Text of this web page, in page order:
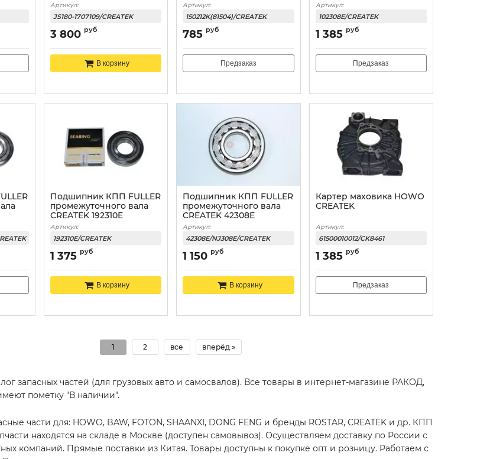
Артикул:
JS180-1707109/CREATEK
3 800 руб
В корзину
Артикул:
150212K(81504)/CREATEK
785 руб
Предзаказ
Артикул:
102308E/CREATEK
1 385 руб
Предзаказ
Подшипник КПП FULLER
промежуточного вала
CREATEK 192310E
Артикул:
192310E/CREATEK
1 375 руб
В корзину
Подшипник КПП FULLER
промежуточного вала
CREATEK 42308E
Артикул:
42308E/NJ308E/CREATEK
1 150 руб
В корзину
Картер маховика HOWO
CREATEK
Артикул:
61500010012/CK8461
1 385 руб
Предзаказ
1 2 все вперёд »
запасных частей (для грузовых авто и самосвалов). Все товары в интернет-магазине РАКОД,
пометку "В наличии".
части для: HOWO, BAW, FOTON, SHAANXI, DONG FENG и бренды ROSTAR, CREATEK и др. КПП
находятся на складе в Москве (доступен самовывоз). Осуществляем доставку по России с
компаний. Прямые поставки из Китая. Товары доступны к покупке опт и розницу. Работаем с